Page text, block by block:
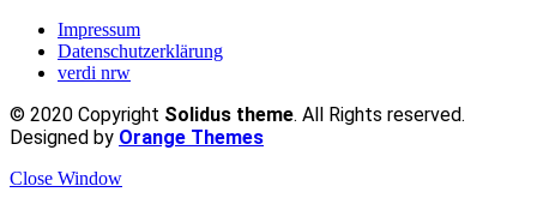
Impressum
Datenschutzerklärung
verdi nrw
© 2020 Copyright Solidus theme. All Rights reserved.
Designed by Orange Themes
Close Window